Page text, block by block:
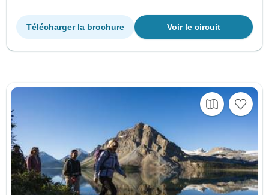
Voir le circuit
Télécharger la brochure